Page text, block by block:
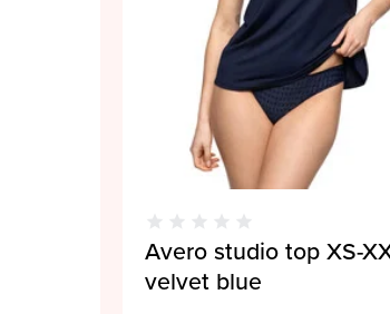
Avero studio top XS-
velvet blue